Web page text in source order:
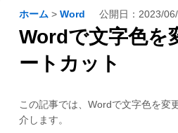
ホーム > Word 公開日： 2023/
Wordで文字色を
ートカット
この記事では、Wordで文字色を変
介します。